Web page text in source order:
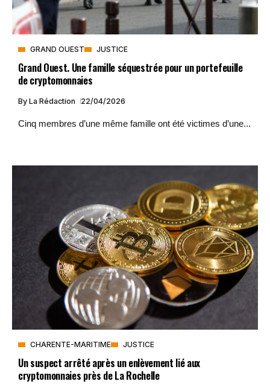
GRAND OUEST JUSTICE
Grand Ouest. Une famille séquestrée pour un portefeuille
de cryptomonnaies
By La Rédaction 22/04/2026
Cinq membres d’une même famille ont été victimes d’une...
CHARENTE-MARITIME JUSTICE
Un suspect arrêté après un enlèvement lié aux
cryptomonnaies près de La Rochelle